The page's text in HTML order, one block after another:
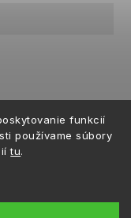
funkcií
používame súbory
tu.